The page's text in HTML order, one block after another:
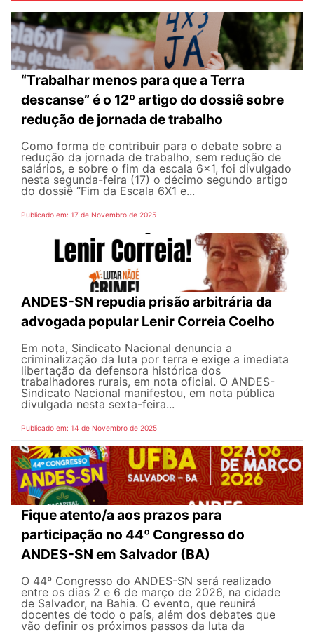
“Trabalhar menos para que a Terra
descanse” é o 12º artigo do dossiê sobre
redução de jornada de trabalho
Como forma de contribuir para o debate sobre a
redução da jornada de trabalho, sem redução de
salários, e sobre o fim da escala 6x1, foi divulgado
nesta segunda-feira (17) o décimo segundo artigo
do dossiê “Fim da Escala 6X1 e...
Publicado em: 17 de Novembro de 2025
ANDES-SN repudia prisão arbitrária da
advogada popular Lenir Correia Coelho
Em nota, Sindicato Nacional denuncia a
criminalização da luta por terra e exige a imediata
libertação da defensora histórica dos
trabalhadores rurais, em nota oficial. O ANDES-
Sindicato Nacional manifestou, em nota pública
divulgada nesta sexta-feira...
Publicado em: 14 de Novembro de 2025
Fique atento/a aos prazos para
participação no 44º Congresso do
ANDES-SN em Salvador (BA)
O 44º Congresso do ANDES-SN será realizado
entre os dias 2 e 6 de março de 2026, na cidade
de Salvador, na Bahia. O evento, que reunirá
docentes de todo o país, além dos debates que
vão definir os próximos passos da luta da